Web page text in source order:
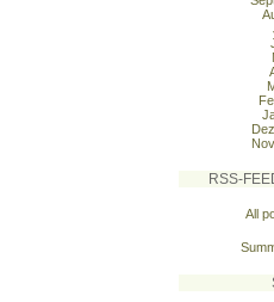
RSS-
All